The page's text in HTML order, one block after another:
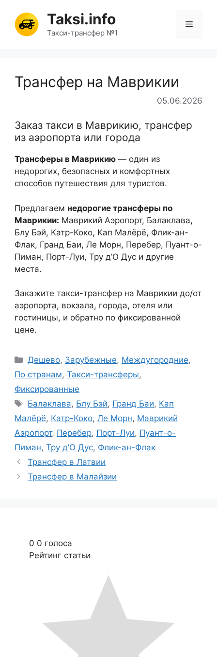
содержимому
Taksi.info
Такси-трансфер №1
Меню
Трансфер на Маврикии
05.06.2026
Заказ такси в Маврикию, трансфер
из аэропорта или города
Трансферы в Маврикию — один из
недорогих, безопасных и комфортных
способов путешествия для туристов.
Предлагаем недорогие трансферы по
Маврикии: Маврикий Аэропорт, Балаклава,
Блу Бэй, Катр-Коко, Кап Малёрё, Флик-ан-
Флак, Гранд Баи, Ле Морн, Перебер, Пуант-о-
Пиман, Порт-Луи, Тру д’О Дус и другие
места.
Закажите такси-трансфер на Маврикии до/от
аэропорта, вокзала, города, отеля или
гостиницы, и обратно по фиксированной
цене.
Рубрики
Дешево, Зарубежные, Междугородние,
По странам, Такси-трансферы,
Фиксированные
Метки
Балаклава, Блу Бэй, Гранд Баи, Кап
Малёрё, Катр-Коко, Ле Морн, Маврикий
Аэропорт, Перебер, Порт-Луи, Пуант-о-
Пиман, Тру д’О Дус, Флик-ан-Флак
Трансфер в Латвии
Трансфер в Малайзии
0 0 голоса
Рейтинг статьи